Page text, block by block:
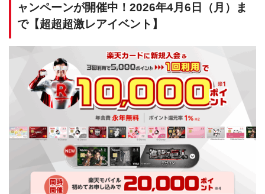
ャンペーンが開催中！2026年4月6日（月）ま
で【超超超激レアイベント】